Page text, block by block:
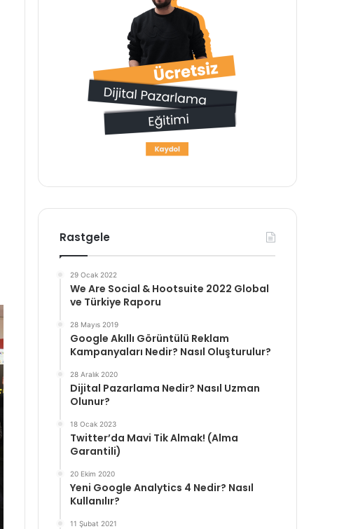
Rastgele
29 Ocak 2022
We Are Social & Hootsuite 2022 Global
ve Türkiye Raporu
28 Mayıs 2019
Google Akıllı Görüntülü Reklam
Kampanyaları Nedir? Nasıl Oluşturulur?
28 Aralık 2020
Dijital Pazarlama Nedir? Nasıl Uzman
Olunur?
18 Ocak 2023
Twitter’da Mavi Tik Almak! (Alma
Garantili)
20 Ekim 2020
Yeni Google Analytics 4 Nedir? Nasıl
Kullanılır?
11 Şubat 2021